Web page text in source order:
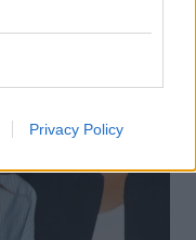
Privacy Policy